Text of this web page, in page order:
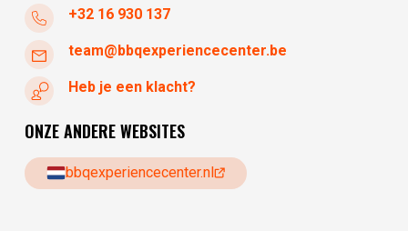
+32 16 930 137
team@bbqexperiencecenter.be
Heb je een klacht?
ONZE ANDERE WEBSITES
bbqexperiencecenter.nl